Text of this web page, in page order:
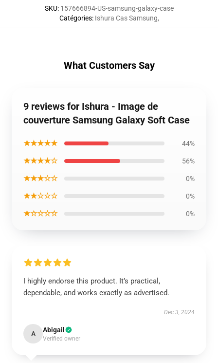
SKU: 157666894-US-samsung-galaxy-case
Catégories: Ishura Cas Samsung,
What Customers Say
9 reviews for Ishura - Image de
couverture Samsung Galaxy Soft Case
★★★★★ 44%
★★★★☆ 56%
★★★☆☆ 0%
★★☆☆☆ 0%
★☆☆☆☆ 0%
I highly endorse this product. It’s practical,
dependable, and works exactly as advertised.
Dec 3, 2024
A Abigail
Verified owner